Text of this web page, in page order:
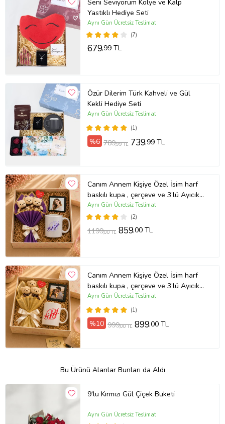
Seni Seviyorum Kolye ve Kalp
Yastıklı Hediye Seti
(7)
Aynı Gün Ücretsiz Teslimat
679,99 TL
Özür Dilerim Türk Kahveli ve Gül
Kekli Hediye Seti
(1)
Aynı Gün Ücretsiz Teslimat
%6 789,99 TL 739,99 TL
Canım Annem Kişiye Özel İsim harf
baskılı kupa , çerçeve ve 3’lü Ayıcık
Buketli Hediye Seti Mor
(2)
Aynı Gün Ücretsiz Teslimat
1199,00 TL 859,00 TL
Canım Annem Kişiye Özel İsim harf
baskılı kupa , çerçeve ve 3’lü Ayıcık
Buketli Hediye Seti Kahve
(Kahverengi) (1)
Aynı Gün Ücretsiz Teslimat
%10 999,00 TL 899,00 TL
Bu Ürünü Alanlar Bunları da Aldı
9'lu Kırmızı Gül Çiçek Buketi
Aynı Gün Ücretsiz Teslimat